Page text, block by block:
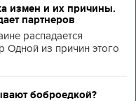
измен и их причины.
партнеров
распадается
Одной из причин этого
боброедкой?